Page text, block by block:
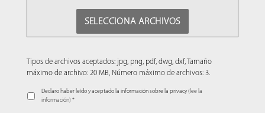
SELECCIONA ARCHIVOS
Tipos de archivos aceptados: jpg, png, pdf, dwg, dxf, Tamaño
máximo de archivo: 20 MB, Número máximo de archivos: 3.
Declaro haber leído y aceptado la información sobre la privacy (lee la
información) *